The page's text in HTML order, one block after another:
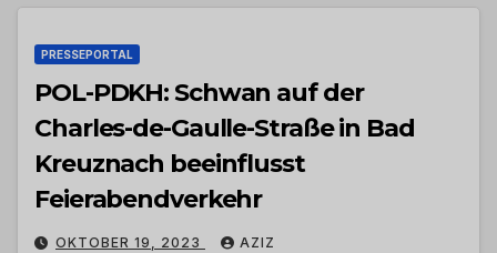
PRESSEPORTAL
POL-PDKH: Schwan auf der
Charles-de-Gaulle-Straße in Bad
Kreuznach beeinflusst
Feierabendverkehr
OKTOBER 19, 2023 AZIZ